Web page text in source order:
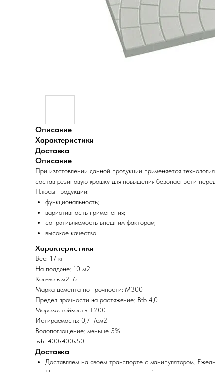
Описание
Характеристики
Доставка
Описание
При изготовлении данной продукции применяется
состав резиновую крошку для повышения безопасности
Плюсы продукции:
функциональность;
вариативность применения;
сопротивляемость внешним факторам;
высокое качество.
Характеристики
Вес: 17 кг
На поддоне: 10 м2
Кол-во в м2: 6
Марка цемента по прочности: М300
Предел прочности на растяжение: Btb 4,0
Морозостойкость: F200
Истираемость: 0,7 г/cм2
Водопоглощение: меньше 5%
lwh: 400x400x50
Доставка
Доставляем на своем транспорте с манипулятором.